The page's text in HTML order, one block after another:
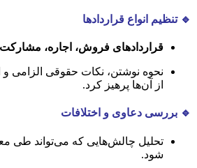
🔹 تنظیم انواع قراردادها
قراردادهای فروش، اجاره،
نحوه نوشتن، نکات حقوقی الزامی و
از آن‌ها پرهیز کرد.
🔹 بررسی دعاوی و اختلافات
تحلیل چالش‌هایی که می‌تواند طی
شود.